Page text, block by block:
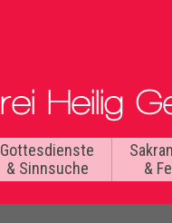
Gottesdienste
& Sinnsuche
&